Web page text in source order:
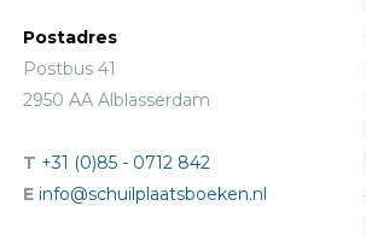
Postadres
Postbus 41
2950 AA Alblasserdam
T +31 (0)85 - 0712 842
E info@schuilplaatsboeken.nl